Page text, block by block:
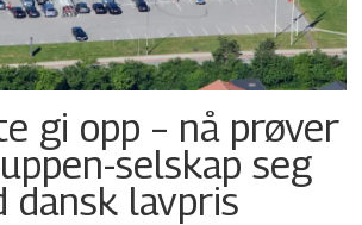
gi opp – nå prøver
selskap seg
dansk lavpris